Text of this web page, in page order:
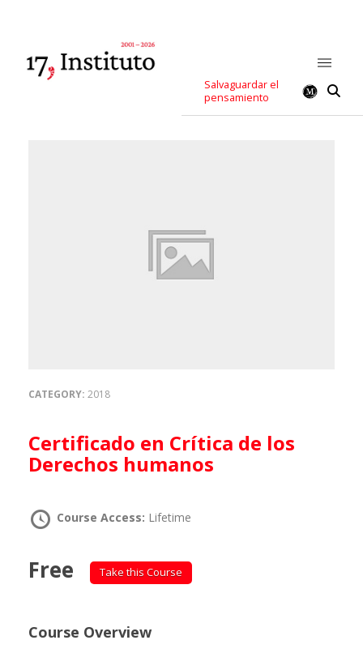
Salvaguardar el
pensamiento
CATEGORY: 2018
Certificado en Crítica de los
Derechos humanos
Course Access: Lifetime
Free Take this Course
Course Overview